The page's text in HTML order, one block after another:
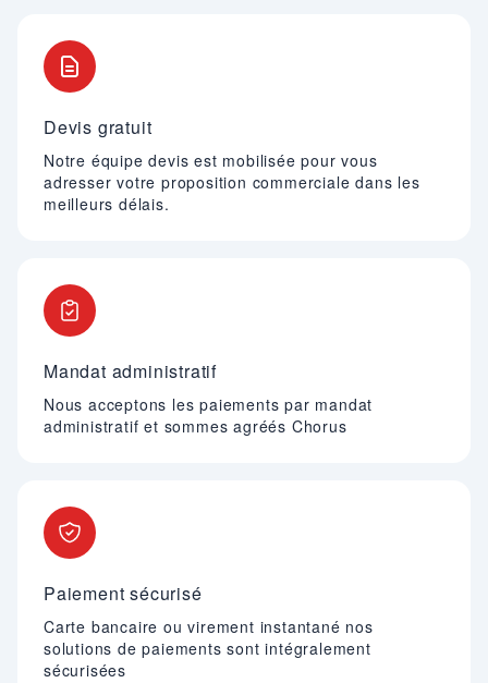
Devis gratuit
Notre équipe devis est mobilisée pour vous
adresser votre proposition commerciale dans les
meilleurs délais.
Mandat administratif
Nous acceptons les paiements par mandat
administratif et sommes agréés Chorus
Paiement sécurisé
Carte bancaire ou virement instantané nos
solutions de paiements sont intégralement
sécurisées